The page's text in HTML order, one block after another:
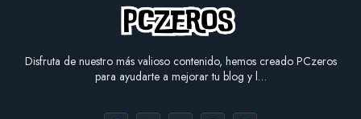
Disfruta de nuestro más valioso contenido, hemos creado PCzeros
para ayudarte a mejorar tu blog y l…